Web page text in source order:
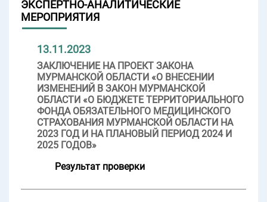
ЭКСПЕРТНО-АНАЛИТИЧЕСКИЕ
МЕРОПРИЯТИЯ
13.11.2023
ЗАКЛЮЧЕНИЕ НА ПРОЕКТ ЗАКОНА
МУРМАНСКОЙ ОБЛАСТИ «О ВНЕСЕНИИ
ИЗМЕНЕНИЙ В ЗАКОН МУРМАНСКОЙ
ОБЛАСТИ «О БЮДЖЕТЕ ТЕРРИТОРИАЛЬНОГО
ФОНДА ОБЯЗАТЕЛЬНОГО МЕДИЦИНСКОГО
СТРАХОВАНИЯ МУРМАНСКОЙ ОБЛАСТИ НА
2023 ГОД И НА ПЛАНОВЫЙ ПЕРИОД 2024 И
2025 ГОДОВ»
Результат проверки